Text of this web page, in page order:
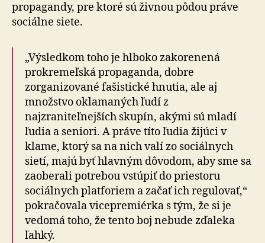
propagandy, pre ktoré sú živnou pôdou práve
sociálne siete.
„Výsledkom toho je hlboko zakorenená
prokremeľská propaganda, dobre
zorganizované fašistické hnutia, ale aj
množstvo oklamaných ľudí z
najzraniteľnejších skupín, akými sú mladí
ľudia a seniori. A práve títo ľudia žijúci v
klame, ktorý sa na nich valí zo sociálnych
sietí, majú byť hlavným dôvodom, aby sme sa
zaoberali potrebou vstúpiť do priestoru
sociálnych platforiem a začať ich regulovať,“
pokračovala vicepremiérka s tým, že si je
vedomá toho, že tento boj nebude zďaleka
ľahký.